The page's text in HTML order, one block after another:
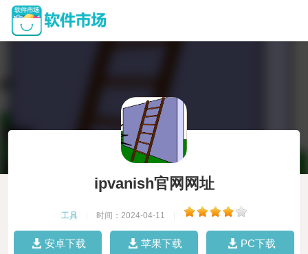
ipvanish官网网址
工具 时间：2024-04-11
安卓下载 苹果下载 PC下载